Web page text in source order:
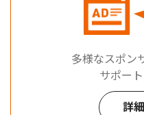
多様なスポン
サポート
詳